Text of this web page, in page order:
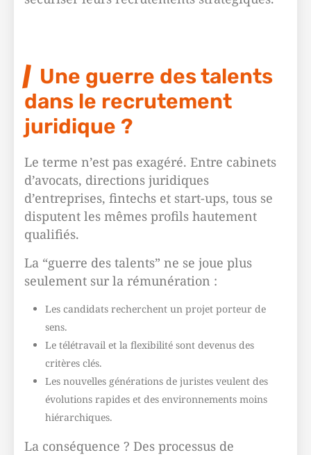
Une guerre des talents
dans le recrutement
juridique ?
Le terme n’est pas exagéré. Entre cabinets
d’avocats, directions juridiques
d’entreprises, fintechs et start-ups, tous se
disputent les mêmes profils hautement
qualifiés.
La “guerre des talents” ne se joue plus
seulement sur la rémunération :
Les candidats recherchent un projet porteur de
sens.
Le télétravail et la flexibilité sont devenus des
critères clés.
Les nouvelles générations de juristes veulent des
évolutions rapides et des environnements moins
hiérarchiques.
La conséquence ? Des processus de